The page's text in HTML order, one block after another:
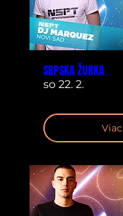
SRPSKA ŽURKA
so 22. 2.
Viac